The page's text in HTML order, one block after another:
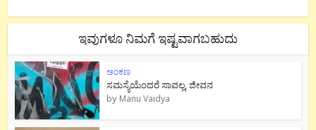
ಇವುಗಳೂ ನಿಮಗೆ ಇಷ್ಟವಾಗಬಹುದು
ಅಂಕಣ
ಸಮಸ್ಯೆಯೆಂದರೆ ಸಾವಲ್ಲ, ಜೀವನ
by Manu Vaidya